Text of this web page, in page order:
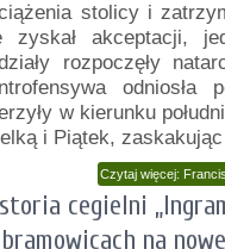
stolicy i
zyskał akceptacji,
rozpoczęły
odniosła
w kierunku
i Piątek,
Czytaj więcej:
cegielni
na